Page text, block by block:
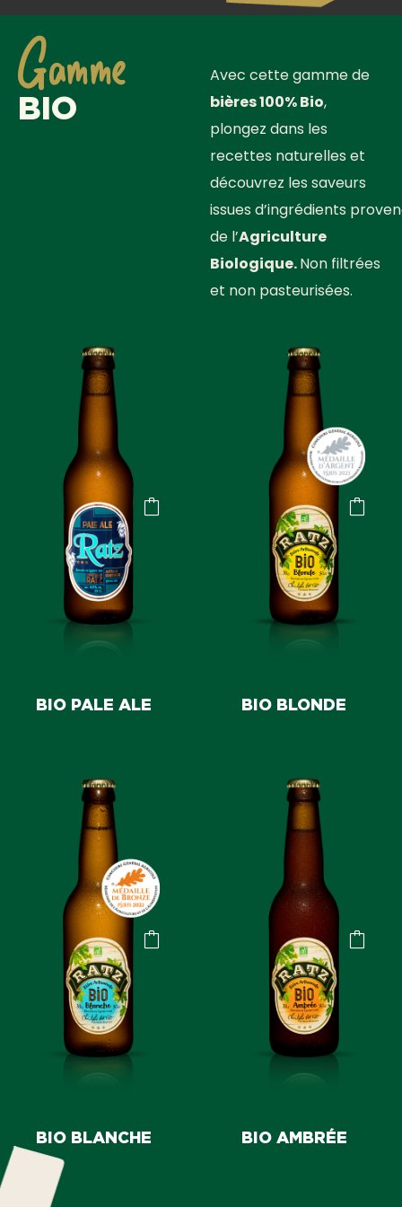
Gamme
BIO
Avec cette gamme de
bières 100% Bio,
plongez dans les
recettes naturelles et
découvrez les saveurs
issues d’ingrédients
de l’Agriculture
Biologique.Non filtrées
et non pasteurisées.
BIO PALE ALE BIO BLONDE
BIO BLANCHE BIO AMBRÉE